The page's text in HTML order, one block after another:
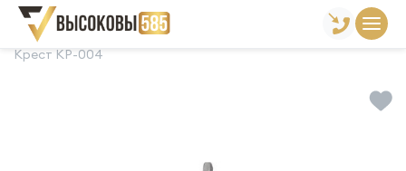
Главная Склад готовой продукции
Крест КР-004